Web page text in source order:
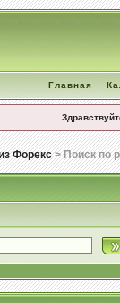
Главная
Форекс> Поиск по